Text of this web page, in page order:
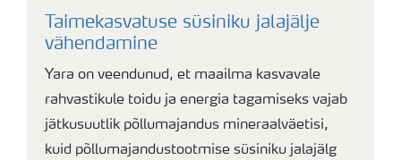
Taimekasvatuse süsiniku jalajälje
vähendamine
Yara on veendunud, et maailma kasvavale
rahvastikule toidu ja energia tagamiseks vajab
jätkusuutlik põllumajandus mineraalväetisi,
kuid põllumajandustootmise süsiniku jalajälg